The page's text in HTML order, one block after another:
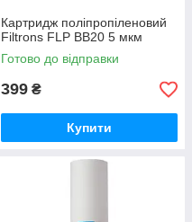
Картридж поліпропіленовий
Filtrons FLP BB20 5 мкм
Готово до відправки
399 ₴
Купити